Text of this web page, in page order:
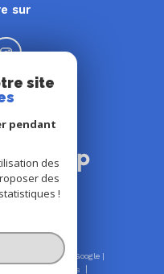
sur
powered by Google |
Mentions légales
site
pendant
des
des
!